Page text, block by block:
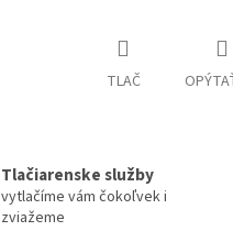
TLAČ
Tlačiarenske služby
vytlačíme vám čokoľvek i
zviažeme